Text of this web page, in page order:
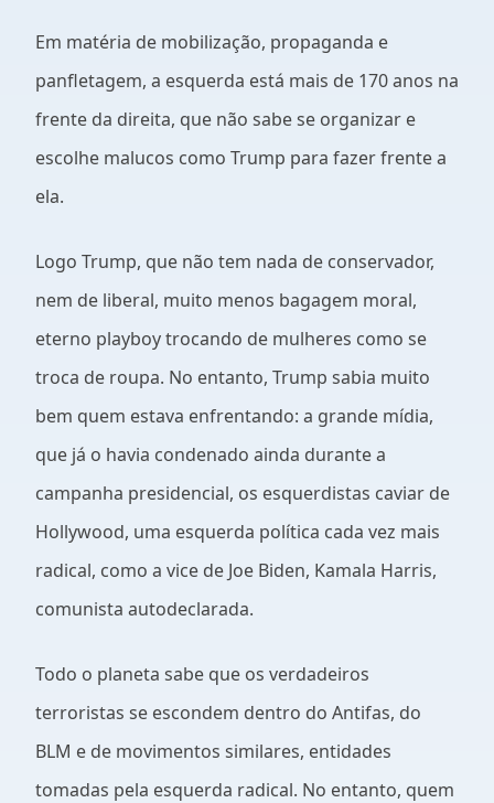
Em matéria de mobilização, propaganda e
panfletagem, a esquerda está mais de 170 anos na
frente da direita, que não sabe se organizar e
escolhe malucos como Trump para fazer frente a
ela.
Logo Trump, que não tem nada de conservador,
nem de liberal, muito menos bagagem moral,
eterno playboy trocando de mulheres como se
troca de roupa. No entanto, Trump sabia muito
bem quem estava enfrentando: a grande mídia,
que já o havia condenado ainda durante a
campanha presidencial, os esquerdistas caviar de
Hollywood, uma esquerda política cada vez mais
radical, como a vice de Joe Biden, Kamala Harris,
comunista autodeclarada.
Todo o planeta sabe que os verdadeiros
terroristas se escondem dentro do Antifas, do
BLM e de movimentos similares, entidades
tomadas pela esquerda radical. No entanto, quem